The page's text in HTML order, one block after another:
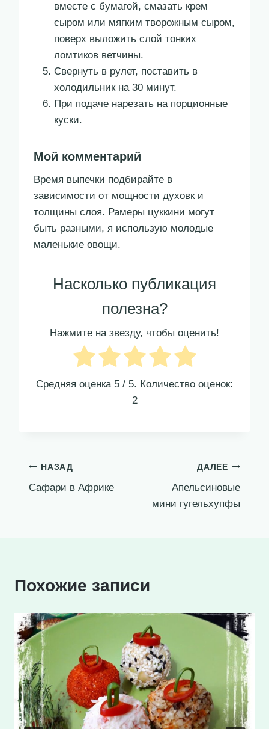
вместе с бумагой, смазать крем
сыром или мягким творожным сыром,
поверх выложить слой тонких
ломтиков ветчины.
Свернуть в рулет, поставить в
холодильник на 30 минут.
При подаче нарезать на порционные
куски.
Мой комментарий
Время выпечки подбирайте в
зависимости от мощности духовк и
толщины слоя. Рамеры цуккини могут
быть разными, я использую молодые
маленькие овощи.
Насколько публикация
полезна?
Нажмите на звезду, чтобы оценить!
Средняя оценка 5 / 5. Количество оценок:
2
Навигация
по
НАЗАД
Сафари в Африке
ДАЛЕЕ
Апельсиновые
мини гугельхупфы
Похожие записи